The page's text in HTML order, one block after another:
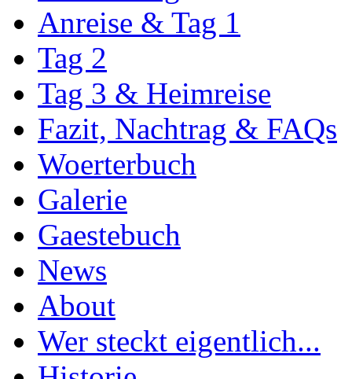
Anreise & Tag 1
Tag 2
Tag 3 & Heimreise
Fazit, Nachtrag & FAQs
Woerterbuch
Galerie
Gaestebuch
News
About
Wer steckt eigentlich...